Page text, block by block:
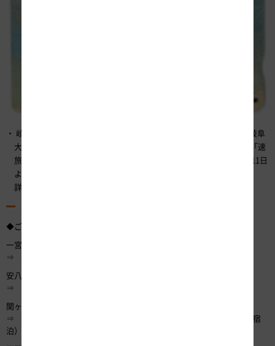
岐阜県中濃・東濃地方の高速道路定額乗り放題と、「麒麟がくる 岐阜
大河ドラマ館 入場券（大人2人）」などがセットになったお得な「速
旅・岐阜・明智光秀ゆかりの郷周遊ドライブプラン」も2020年1月11日
より実施いたします。ご旅程にあわせてご利用ください。
詳しくは、
◆ご利用例1 A．岐阜県周遊コース（2日間）の場合
一宮インターチェンジ（IC）
⇒ 安八スマートIC・・・・【千代保稲荷神社】
安八スマートIC
⇒ 関ヶ原IC・・・・・・・【関ケ原古戦場】
関ヶ原IC
⇒ 郡上八幡IC・・・・・・【郡上八幡の古い町並み】【下呂温泉（宿
泊）】【飛騨高山 宮川朝市、古い町並】